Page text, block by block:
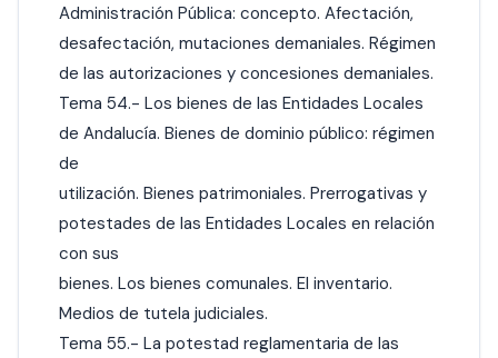
Administración Pública: concepto. Afectación,
desafectación, mutaciones demaniales. Régimen
de las autorizaciones y concesiones demaniales.
Tema 54.- Los bienes de las Entidades Locales
de Andalucía. Bienes de dominio público: régimen
de
utilización. Bienes patrimoniales. Prerrogativas y
potestades de las Entidades Locales en relación
con sus
bienes. Los bienes comunales. El inventario.
Medios de tutela judiciales.
Tema 55.- La potestad reglamentaria de las